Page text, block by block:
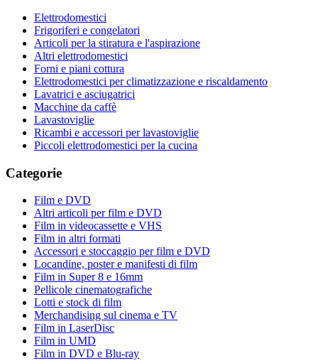
Elettrodomestici
Frigoriferi e congelatori
Articoli per la stiratura e l'aspirazione
Altri elettrodomestici
Forni e piani cottura
Elettrodomestici per climatizzazione e riscaldamento
Lavatrici e asciugatrici
Macchine da caffè
Lavastoviglie
Ricambi e accessori per lavastoviglie
Piccoli elettrodomestici per la cucina
Categorie
Film e DVD
Altri articoli per film e DVD
Film in videocassette e VHS
Film in altri formati
Accessori e stoccaggio per film e DVD
Locandine, poster e manifesti di film
Film in Super 8 e 16mm
Pellicole cinematografiche
Lotti e stock di film
Merchandising sul cinema e TV
Film in LaserDisc
Film in UMD
Film in DVD e Blu-ray